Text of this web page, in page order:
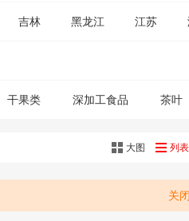
吉林 黑龙江 江苏
干果类 深加工食品 茶叶
大图 列表
关闭